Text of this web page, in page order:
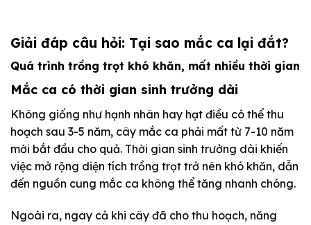
Giải đáp câu hỏi: Tại sao mắc ca lại đắt?
Quá trình trồng trọt khó khăn, mất nhiều thời gian
Mắc ca có thời gian sinh trưởng dài
Không giống như hạnh nhân hay hạt điều có thể thu
hoạch sau 3-5 năm, cây mắc ca phải mất từ 7-10 năm
mới bắt đầu cho quả. Thời gian sinh trưởng dài khiến
việc mở rộng diện tích trồng trọt trở nên khó khăn, dẫn
đến nguồn cung mắc ca không thể tăng nhanh chóng.
Ngoài ra, ngay cả khi cây đã cho thu hoạch, năng